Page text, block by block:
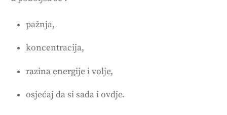
pažnja,
koncentracija,
razina energije i volje,
osjećaj da si sada i ovdje.